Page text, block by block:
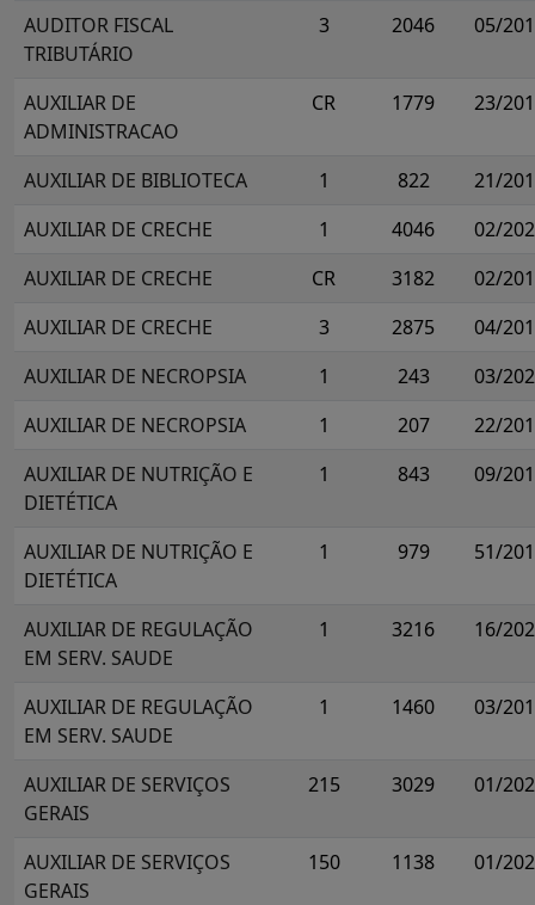
AUDITOR FISCAL
TRIBUTÁRIO
3 2046 05/
AUXILIAR DE
ADMINISTRACAO
CR 1779 23/
AUXILIAR DE BIBLIOTECA 1 822
21/
AUXILIAR DE CRECHE
1 4046
02/
AUXILIAR DE CRECHE
CR 3182
02/
AUXILIAR DE CRECHE
3 2875
04/
AUXILIAR DE NECROPSIA
1 243
03/
AUXILIAR DE NECROPSIA
1 207
22/
AUXILIAR DE NUTRIÇÃO E
DIETÉTICA
1 843 09/
AUXILIAR DE NUTRIÇÃO E
DIETÉTICA
1 979 51/
AUXILIAR DE REGULAÇÃO
EM SERV. SAUDE
1 3216 16/
AUXILIAR DE REGULAÇÃO
EM SERV. SAUDE
1 1460 03/
AUXILIAR DE SERVIÇOS
GERAIS
215 3029 01/
AUXILIAR DE SERVIÇOS
GERAIS
150 1138 01/